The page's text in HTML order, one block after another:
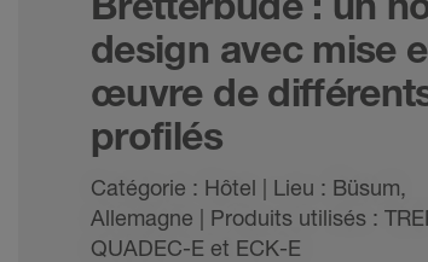
design avec mise
œuvre de
profilés
Catégorie : Hôtel | Lieu : Büsum,
Allemagne | Produits utilisés :
QUADEC-E et ECK-E